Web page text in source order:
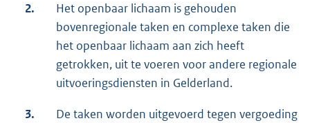
2.
Het openbaar lichaam is gehouden
bovenregionale taken en complexe taken die
het openbaar lichaam aan zich heeft
getrokken, uit te voeren voor andere regionale
uitvoeringsdiensten in Gelderland.
3.
De taken worden uitgevoerd tegen vergoeding